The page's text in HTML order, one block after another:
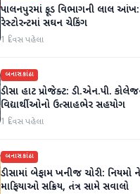
પાલનપુરમાં ફૂડ વિભાગની લાલ
રેસ્ટોરન્ટમાં સઘન ચેકિંગ
1 દિવસ પહેલા
બનાસકાંઠા
ડીસા હાટ પ્રોજેક્ટ: ડી.એન.પી.
વિદ્યાર્થીઓનો ઉત્સાહભેર સહયોગ
1 દિવસ પહેલા
બનાસકાંઠા
ડીસામાં બેફામ ખનીજ ચોરી: નિયમો
માફિયાઓ સક્રિય, તંત્ર સામે સવાલો